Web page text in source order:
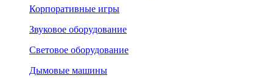
Корпоративные игры
Звуковое оборудование
Световое оборудование
Дымовые машины